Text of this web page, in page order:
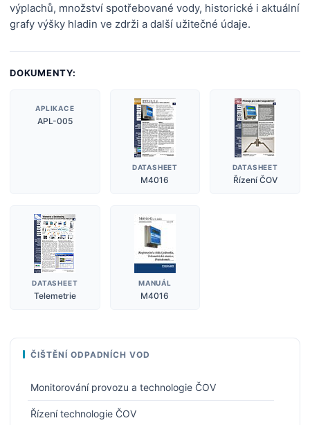
výplachů, množství spotřebované vody, historické i aktuální
grafy výšky hladin ve zdrži a další užitečné údaje.
DOKUMENTY:
APLIKACE
APL-005
DATASHEET
M4016
DATASHEET
Řízení ČOV
DATASHEET
Telemetrie
MANUÁL
M4016
ČIŠTĚNÍ ODPADNÍCH VOD
Monitorování provozu a technologie ČOV
Řízení technologie ČOV